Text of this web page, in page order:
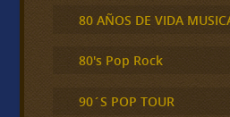
80 AÑOS DE VIDA
80's Pop Rock
90´S POP TOUR